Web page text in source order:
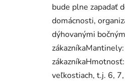
bude plne zapadať
domácnosti,
dýhovanými
veľkostiach, t.j. 6,